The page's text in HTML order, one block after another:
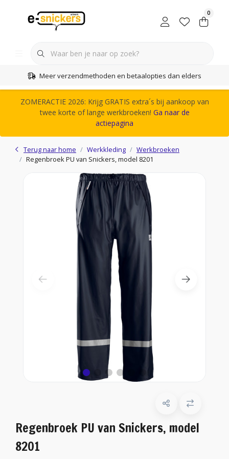
0
Meer verzendmethoden en betaalopties dan elders
ZOMERACTIE 2026: Krijg GRATIS extra´s bij aankoop van
twee korte of lange werkbroeken! Ga naar de
actiepagina
Terug naar home Werkkleding
Werkbroeken
Regenbroek PU van Snickers, model 8201
Regenbroek PU van Snickers, model
8201